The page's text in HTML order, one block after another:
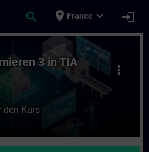
search place France expand_more login
3 in
more_vert
3 in TIA
den Kurs